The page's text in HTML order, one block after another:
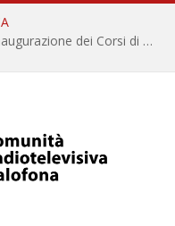
Università per Stranieri di Siena – Inaugurazione dei Corsi di Lingua e Cultura Italiana, 109a annata